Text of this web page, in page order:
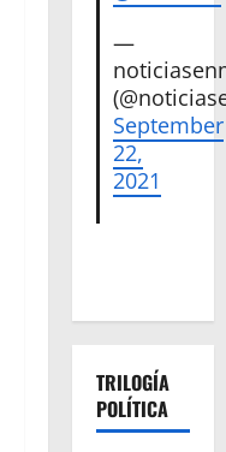
—
September
22,
2021
TRILOGÍA
POLÍTICA